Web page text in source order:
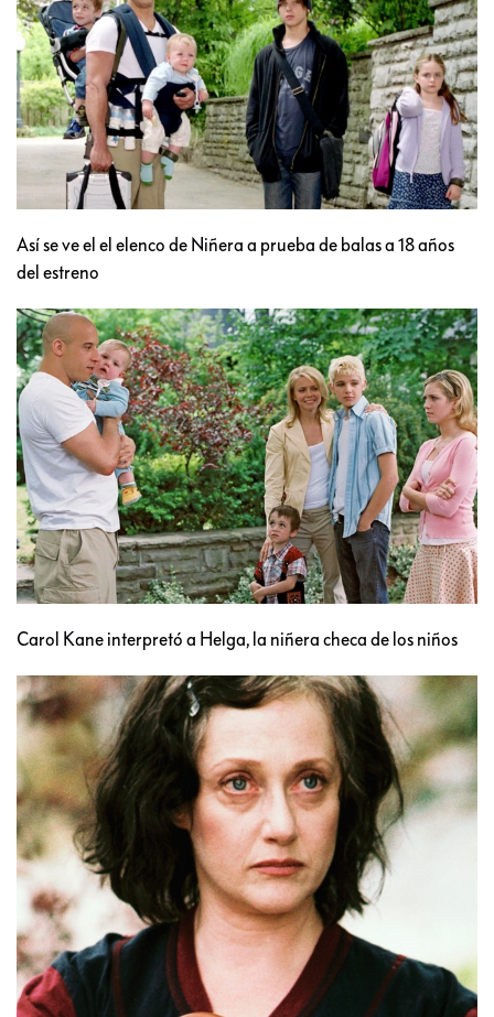
Así se ve el el elenco de Niñera a prueba de balas a 18 años
del estreno
Carol Kane interpretó a Helga, la niñera checa de los niños